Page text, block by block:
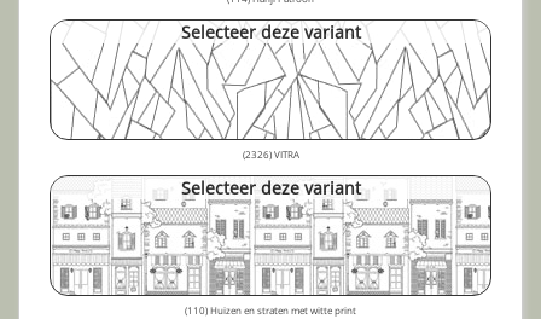
Selecteer deze variant
(2326) VITRA
Selecteer deze variant
(110) Huizen en straten met witte print